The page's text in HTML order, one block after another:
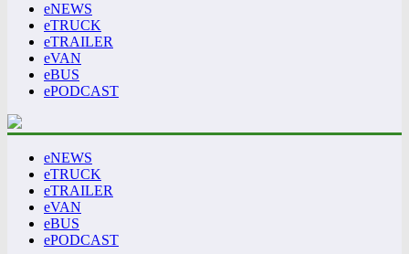
eNEWS
eTRUCK
eTRAILER
eVAN
eBUS
ePODCAST
eNEWS
eTRUCK
eTRAILER
eVAN
eBUS
ePODCAST